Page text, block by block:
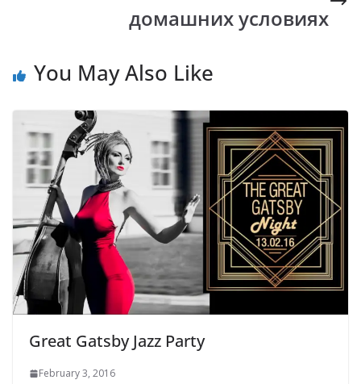
домашних условиях
You May Also Like
Great Gatsby Jazz Party
February 3, 2016